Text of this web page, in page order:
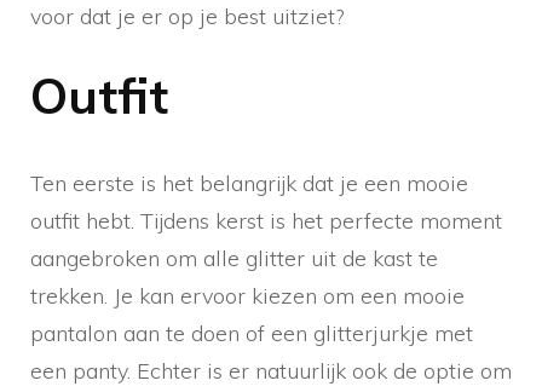
voor dat je er op je best uitziet?
Outfit
Ten eerste is het belangrijk dat je een mooie
outfit hebt. Tijdens kerst is het perfecte moment
aangebroken om alle glitter uit de kast te
trekken. Je kan ervoor kiezen om een mooie
pantalon aan te doen of een glitterjurkje met
een panty. Echter is er natuurlijk ook de optie om